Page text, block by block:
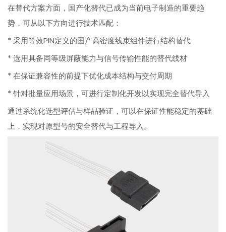
在替代方案方面，国产化替代已成为当前电子制造的重要趋
势，可从以下方向进行技术匹配：
* 采用等效PIN定义的国产高密度线束组件进行结构替代
* 选用具备同等级屏蔽能力与信号传输性能的替代线材
* 在保证兼容性的前提下优化成本结构与交付周期
* 针对批量应用场景，可进行定制化开发以实现完全替代导入
通过系统化选型评估与样品验证，可以在保证性能稳定的基础
上，实现对原型号的安全替代与工程导入。